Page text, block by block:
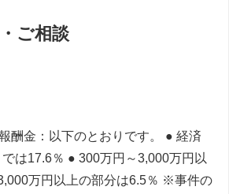
ご相談
酬金：以下のとおりです。 ● 経済
は17.6％ ● 300万円～3,000万円以
万円以上の部分は6.5％ ※事件の